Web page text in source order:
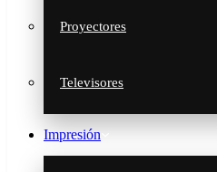
Proyectores
Televisores
Impresión